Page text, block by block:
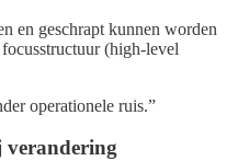
en geschrapt kunnen worden
(high-level
operationele ruis.”
verandering